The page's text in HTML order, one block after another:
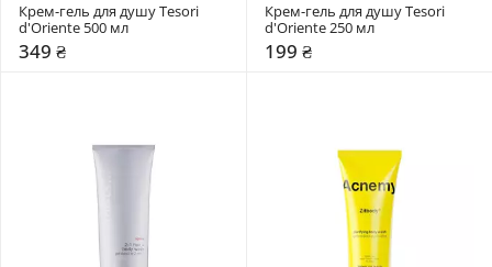
Крем-гель для душу Tesori
d'Oriente 500 мл
349 ₴
Крем-гель для душу Tesori
d'Oriente 250 мл
199 ₴